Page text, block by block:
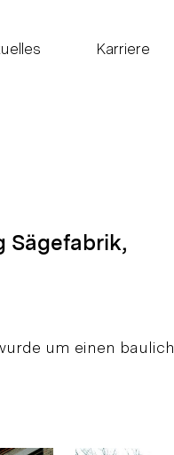
Karriere
Sägefabrik,
um einen baulich